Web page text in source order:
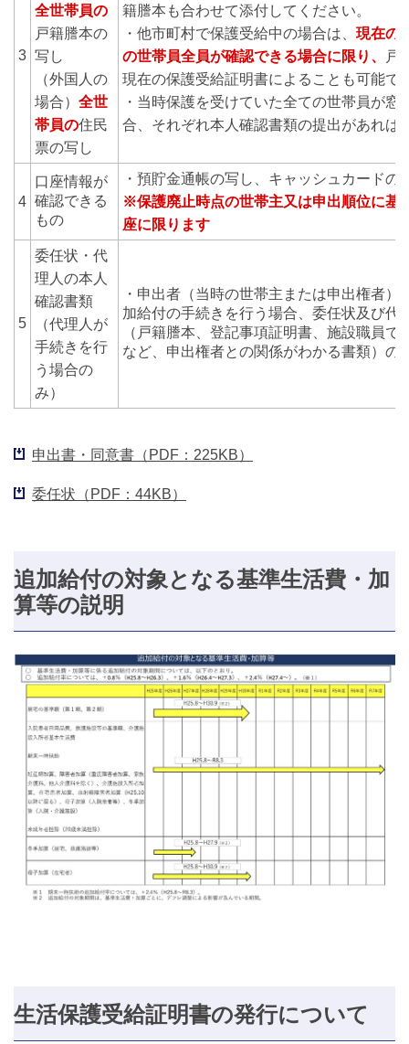
3
全世帯員の
戸籍謄本の
写し
（外国人の
場合） 全世
帯員の住民
票の写し
籍謄本も合わせて添付してください。
・他市町村で保護受給中の場合は、 現在の
の世帯員全員が確認できる場合に限り、
戸
現在の保護受給証明書によることも可能で
・当時保護を受けていた全ての世帯員が窓
合、それぞれ本人確認書類の提出があれば
4
口座情報が
確認できる
もの
・預貯金通帳の写し、キャッシュカードの
※保護廃止時点の世帯主又は申出順位に基
座に限ります
5
委任状・代
理人の本人
確認書類
（代理人が
手続きを行
う場合の
み）
・申出者（当時の世帯主または申出権者）
加給付の手続きを行う場合、委任状及び代
（戸籍謄本、登記事項証明書、施設職員で
など、申出権者との関係がわかる書類）の
申出書・同意書（PDF：225KB）
委任状（PDF：44KB）
追加給付の対象となる基準生活費・加
算等の説明
生活保護受給証明書の発行について